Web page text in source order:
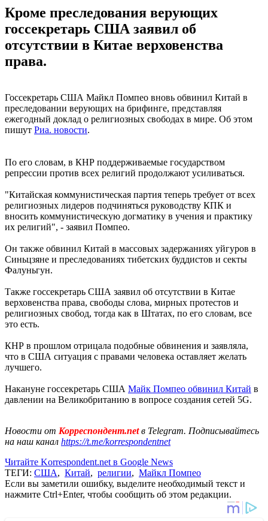
Кроме преследования верующих
госсекретарь США заявил об
отсутствии в Китае верховенства
права.
Госсекретарь США Майкл Помпео вновь обвинил Китай в
преследовании верующих на брифинге, представляя
ежегодный доклад о религиозных свободах в мире. Об этом
пишут Риа. новости.
По его словам, в КНР поддерживаемые государством
репрессии против всех религий продолжают усиливаться.
"Китайская коммунистическая партия теперь требует от всех
религиозных лидеров подчиняться руководству КПК и
вносить коммунистическую догматику в учения и практику
их религий", - заявил Помпео.
Он также обвинил Китай в массовых задержаниях уйгуров в
Синьцзяне и преследованиях тибетских буддистов и секты
Фалуньгун.
Также госсекретарь США заявил об отсутствии в Китае
верховенства права, свободы слова, мирных протестов и
религиозных свобод, тогда как в Штатах, по его словам, все
это есть.
КНР в прошлом отрицала подобные обвинения и заявляла,
что в США ситуация с правами человека оставляет желать
лучшего.
Накануне госсекретарь США Майк Помпео обвинил Китай в
давлении на Великобританию в вопросе создания сетей 5G.
Новости от Корреспондент.netв Telegram. Подписывайтесь
на наш канал https://t.me/korrespondentnet
Читайте Korrespondent.net в Google News
ТЕГИ: США, Китай, религии, Майкл Помпео
Если вы заметили ошибку, выделите необходимый текст и
нажмите Ctrl+Enter, чтобы сообщить об этом редакции.